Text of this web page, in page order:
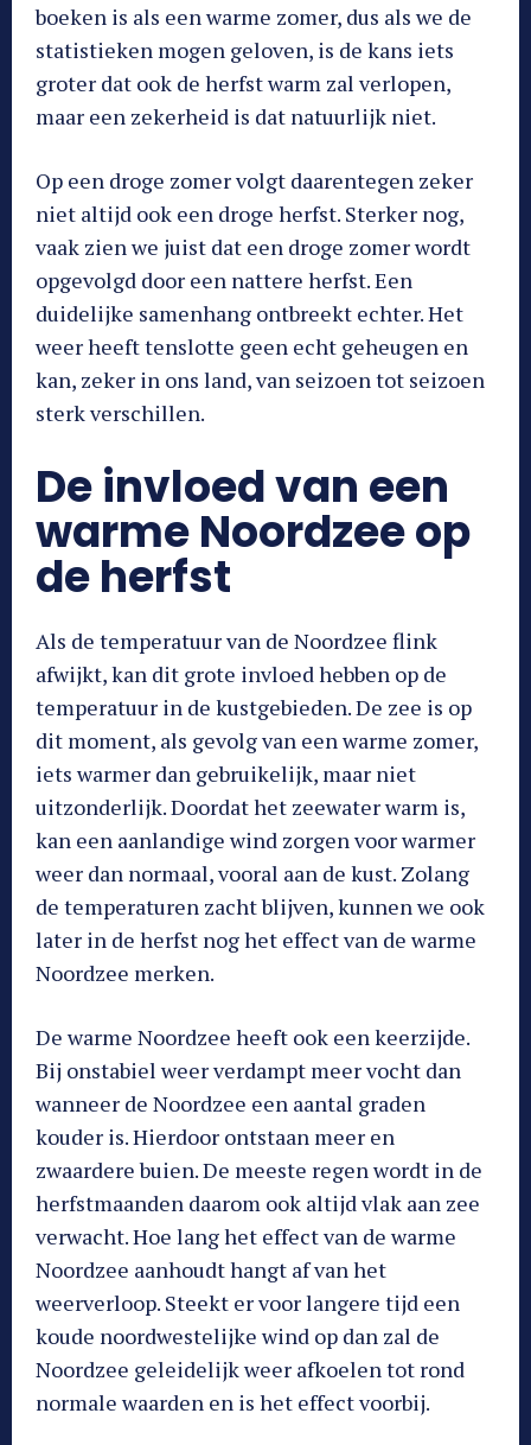
boeken is als een warme zomer, dus als we de
statistieken mogen geloven, is de kans iets
groter dat ook de herfst warm zal verlopen,
maar een zekerheid is dat natuurlijk niet.
Op een droge zomer volgt daarentegen zeker
niet altijd ook een droge herfst. Sterker nog,
vaak zien we juist dat een droge zomer wordt
opgevolgd door een nattere herfst. Een
duidelijke samenhang ontbreekt echter. Het
weer heeft tenslotte geen echt geheugen en
kan, zeker in ons land, van seizoen tot seizoen
sterk verschillen.
De invloed van een
warme Noordzee op
de herfst
Als de temperatuur van de Noordzee flink
afwijkt, kan dit grote invloed hebben op de
temperatuur in de kustgebieden. De zee is op
dit moment, als gevolg van een warme zomer,
iets warmer dan gebruikelijk, maar niet
uitzonderlijk. Doordat het zeewater warm is,
kan een aanlandige wind zorgen voor warmer
weer dan normaal, vooral aan de kust. Zolang
de temperaturen zacht blijven, kunnen we ook
later in de herfst nog het effect van de warme
Noordzee merken.
De warme Noordzee heeft ook een keerzijde.
Bij onstabiel weer verdampt meer vocht dan
wanneer de Noordzee een aantal graden
kouder is. Hierdoor ontstaan meer en
zwaardere buien. De meeste regen wordt in de
herfstmaanden daarom ook altijd vlak aan zee
verwacht. Hoe lang het effect van de warme
Noordzee aanhoudt hangt af van het
weerverloop. Steekt er voor langere tijd een
koude noordwestelijke wind op dan zal de
Noordzee geleidelijk weer afkoelen tot rond
normale waarden en is het effect voorbij.